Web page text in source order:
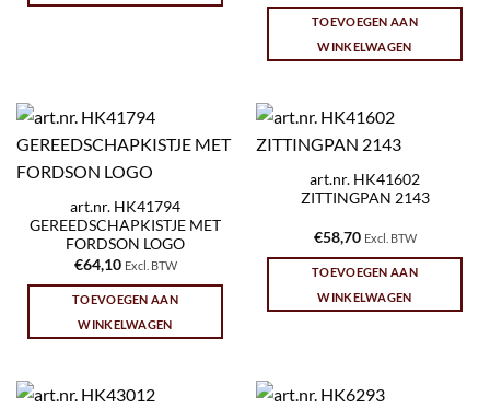
TOEVOEGEN AAN
WINKELWAGEN
art.nr. HK41794
GEREEDSCHAPKISTJE MET
FORDSON LOGO
€64,10 Excl. BTW
TOEVOEGEN AAN
WINKELWAGEN
art.nr. HK41602
ZITTINGPAN 2143
€58,70 Excl. BTW
TOEVOEGEN AAN
WINKELWAGEN